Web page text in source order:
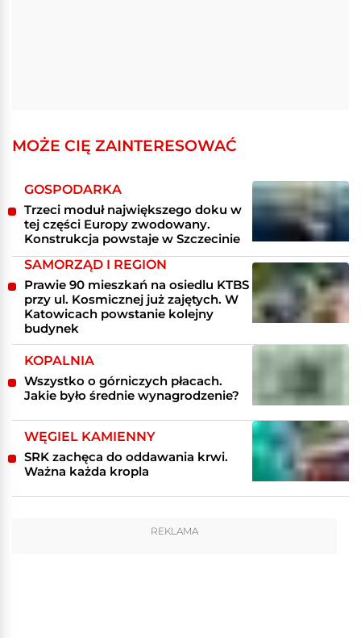
MOŻE CIĘ ZAINTERESOWAĆ
GOSPODARKA
Trzeci moduł największego doku w
tej części Europy zwodowany.
Konstrukcja powstaje w Szczecinie
SAMORZĄD I REGION
Prawie 90 mieszkań na osiedlu KTBS
przy ul. Kosmicznej już zajętych. W
Katowicach powstanie kolejny
budynek
KOPALNIA
Wszystko o górniczych płacach.
Jakie było średnie wynagrodzenie?
WĘGIEL KAMIENNY
SRK zachęca do oddawania krwi.
Ważna każda kropla
REKLAMA